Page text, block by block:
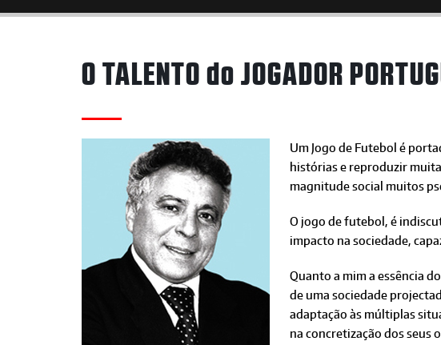
O TALENTO do JOGADOR
Um Jogo de Futebol é
histórias e reproduzir
magnitude social muitos
O jogo de futebol, é
impacto na sociedade,
Quanto a mim a essência
de uma sociedade
adaptação às múltiplas
na concretização dos seus